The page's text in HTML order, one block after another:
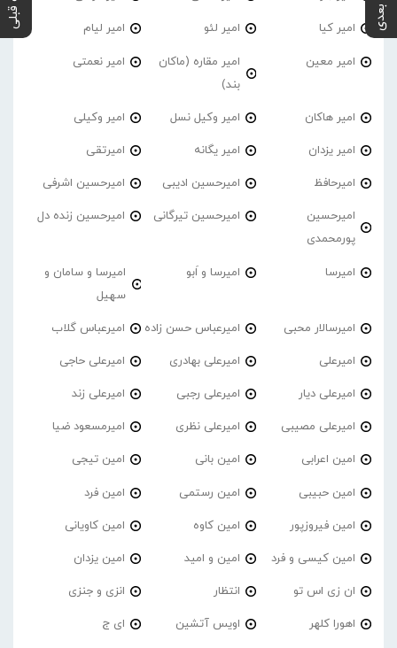
امیر کیا امیر لئو امیر لیام
امیر معین
امیر مقاره (ماکان
بند)
امیر نعمتی
امیر هاکان امیر وکیل نسل امیر وکیلی
امیر یزدان امیر یگانه امیرتقی
امیرحافظ امیرحسین ادیبی امیرحسین اشرفی
امیرحسین
پورمحمدی
امیرحسین تیرگانی امیرحسین زنده دل
امیرسا امیرسا و اَبو
امیرسا و سامان و
سهیل
امیرسالار محبی امیرعباس حسن زاده امیرعباس گلاب
امیرعلی امیرعلی بهادری امیرعلی حاجی
امیرعلی دیار امیرعلی رجبی امیرعلی زند
امیرعلی مصیبی امیرعلی نظری امیرمسعود ضیا
امین اعرابی امین بانی امین تیجی
امین حبیبی امین رستمی امین فرد
امین فیروزپور امین کاوه امین کاویانی
امین کیسی و فرد امین و امید امین یزدان
ان زی اس تو انتظار انزی و جنزی
اهورا کلهر اویس آتشین ای ج